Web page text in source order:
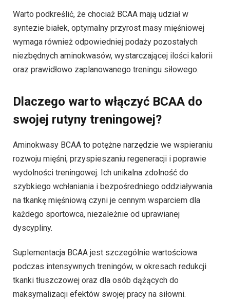
Warto podkreślić, że chociaż BCAA mają udział w
syntezie białek, optymalny przyrost masy mięśniowej
wymaga również odpowiedniej podaży pozostałych
niezbędnych aminokwasów, wystarczającej ilości kalorii
oraz prawidłowo zaplanowanego treningu siłowego.
Dlaczego warto włączyć BCAA do
swojej rutyny treningowej?
Aminokwasy BCAA to potężne narzędzie we wspieraniu
rozwoju mięśni, przyspieszaniu regeneracji i poprawie
wydolności treningowej. Ich unikalna zdolność do
szybkiego wchłaniania i bezpośredniego oddziaływania
na tkankę mięśniową czyni je cennym wsparciem dla
każdego sportowca, niezależnie od uprawianej
dyscypliny.
Suplementacja BCAA jest szczególnie wartościowa
podczas intensywnych treningów, w okresach redukcji
tkanki tłuszczowej oraz dla osób dążących do
maksymalizacji efektów swojej pracy na siłowni.